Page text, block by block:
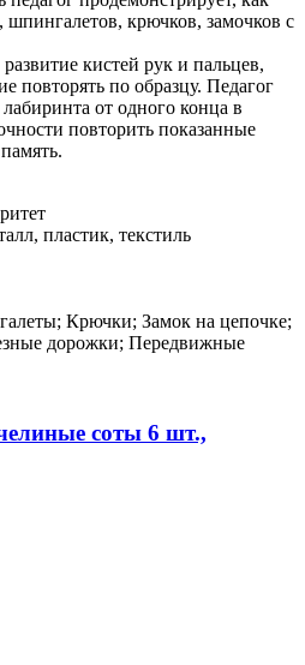
крючков, замочков с
кистей рук и пальцев,
повторять по образцу. Педагог
от одного конца в
повторить показанные
пластик, текстиль
Крючки; Замок на цепочке;
дорожки; Передвижные
соты 6 шт.,